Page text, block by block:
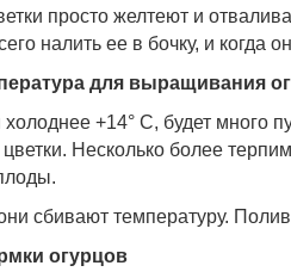
просто желтеют и
налить ее в бочку, и когда
для выращивания
+14° С, будет много
Несколько более
сбивают температуру.
огурцов